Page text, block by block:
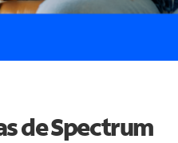
de Spectrum